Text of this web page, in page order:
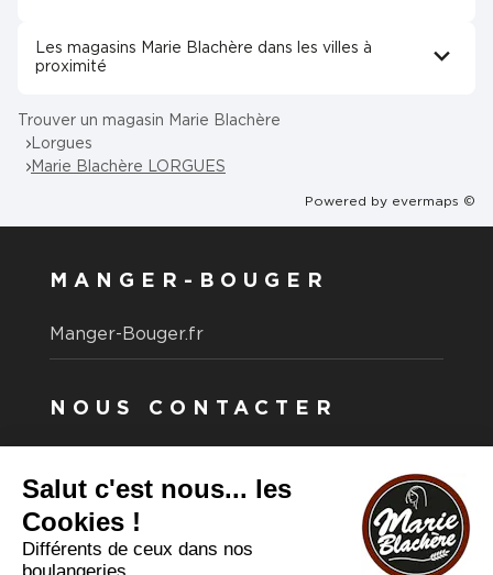
Les magasins Marie Blachère dans les villes à
proximité
Trouver un magasin Marie Blachère
Lorgues
Marie Blachère LORGUES
Powered by evermaps ©
MANGER-BOUGER
Manger-Bouger.fr
NOUS CONTACTER
Vous souhaitez nous contacter ?
Consultez notre FAQ.
FAQ